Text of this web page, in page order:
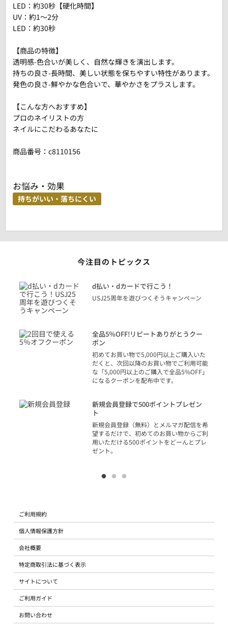
LED：約30秒【硬化時間】
UV：約1～2分
LED：約30秒
【商品の特徴】
透明感-色合いが美しく、自然な輝きを演出します。
持ちの良さ-長時間、美しい状態を保ちやすい特性があります。
発色の良さ-鮮やかな色合いで、華やかさをプラスします。
【こんな方へおすすめ】
プロのネイリストの方
ネイルにこだわるあなたに
商品番号： c8110156
お悩み・効果
持ちがいい・落ちにくい
今注目のトピックス
d払い・dカードで行こう！
USJ25周年を遊びつくそうキャンペーン
全品5％OFF!リピートありがとうクー
ポン
初めてお買い物で5,000円以上ご購入いた
だくと、次回以降のお買い物でご利用可能
な「5,000円以上のご購入で全品5%OFF」
になるクーポンを配布中です。
新規会員登録で500ポイントプレゼン
ト
新規会員登録（無料）とメルマガ配信を希
望するだけで、初めてのお買い物からご利
用いただける500ポイントをどーんとプレ
ゼント。
ご利用規約
個人情報保護方針
会社概要
特定商取引法に基づく表示
サイトについて
ご利用ガイド
お問い合わせ